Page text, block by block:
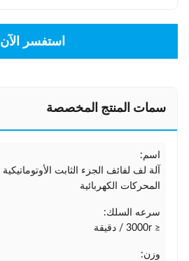
استفسر الآن
سمات المنتج المخصصة
اسم:
المحركات الكهربائية
سرعه السلك:
≤ 3000r / دقيقة
وزن: